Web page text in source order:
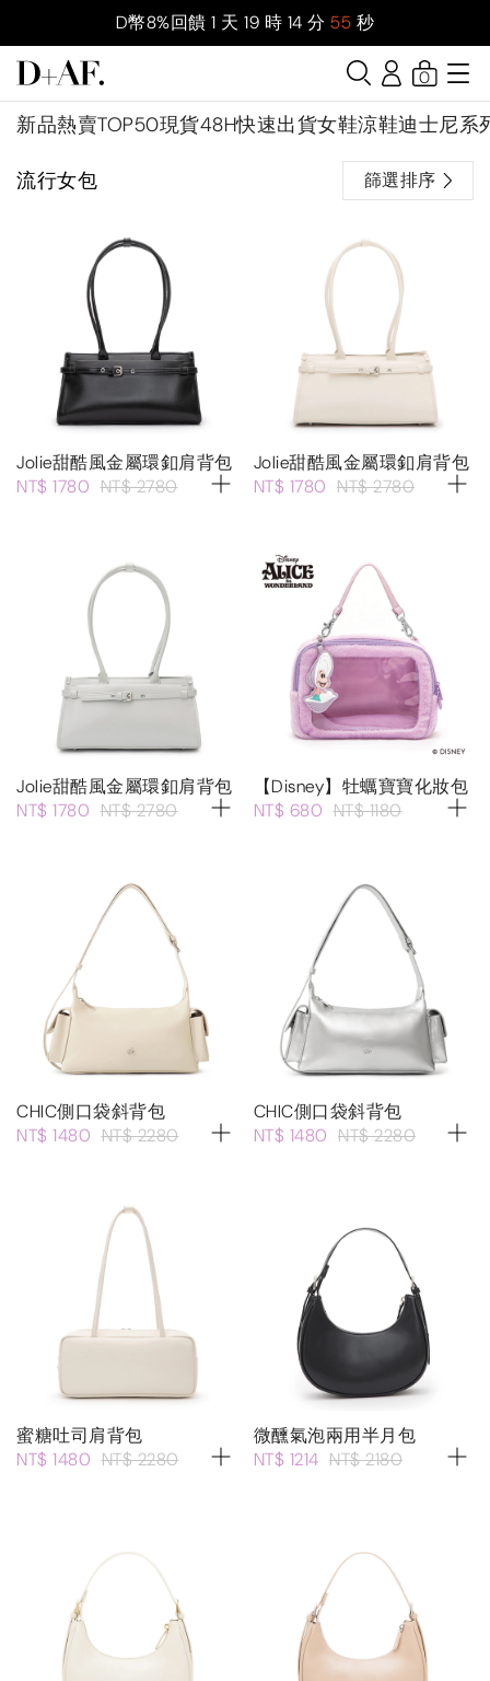
D幣8%回饋 1 天 19 時 14 分 55 秒
新品熱賣TOP50現貨48H快速出貨女鞋涼鞋迪士尼系
0
流行女包 篩選排序
Jolie甜酷風金屬環釦肩背包
NT$ 1780 NT$ 2780
Jolie甜酷風金屬環釦肩背包
NT$ 1780 NT$ 2780
Jolie甜酷風金屬環釦肩背包
NT$ 1780 NT$ 2780
【Disney】牡蠣寶寶化妝包
NT$ 680 NT$ 1180
CHIC側口袋斜背包
NT$ 1480 NT$ 2280
CHIC側口袋斜背包
NT$ 1480 NT$ 2280
蜜糖吐司肩背包
NT$ 1480 NT$ 2280
微醺氣泡兩用半月包
NT$ 1214 NT$ 2180